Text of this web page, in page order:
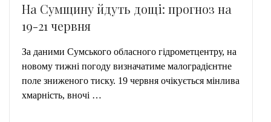
На Сумщину йдуть дощі: прогноз на
19-21 червня
За даними Сумського обласного гідрометцентру, на
новому тижні погоду визначатиме малоградієнтне
поле зниженого тиску. 19 червня очікується мінлива
хмарність, вночі …